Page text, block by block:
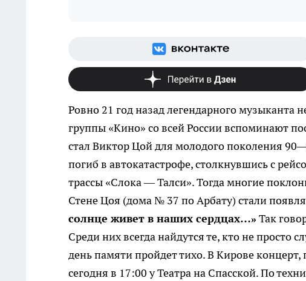
Ровно 21 год назад легендарного музыканта
группы «Кино» со всей России вспоминают
стал Виктор Цой для молодого поколения
погиб в автокатастрофе, столкнувшись с
трассы «Слока — Талси». Тогда многие
Стене Цоя (дома № 37 по Арбату) стали
солнце живет в наших сердцах…» Так
Среди них всегда найдутся те, кто не просто
день памяти пройдет тихо. В Кирове
сегодня в 17:00 у Театра на Спасской. По